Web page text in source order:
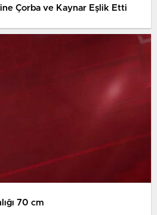
Çorba ve Kaynar Eşlik Etti
70 cm